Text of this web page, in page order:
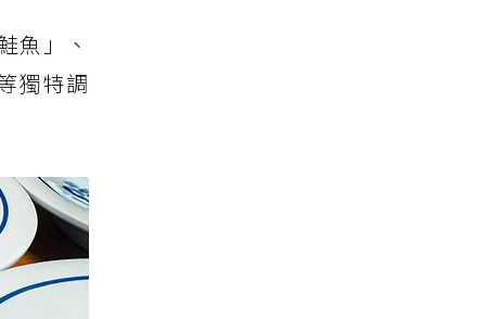
魚」、
獨特調